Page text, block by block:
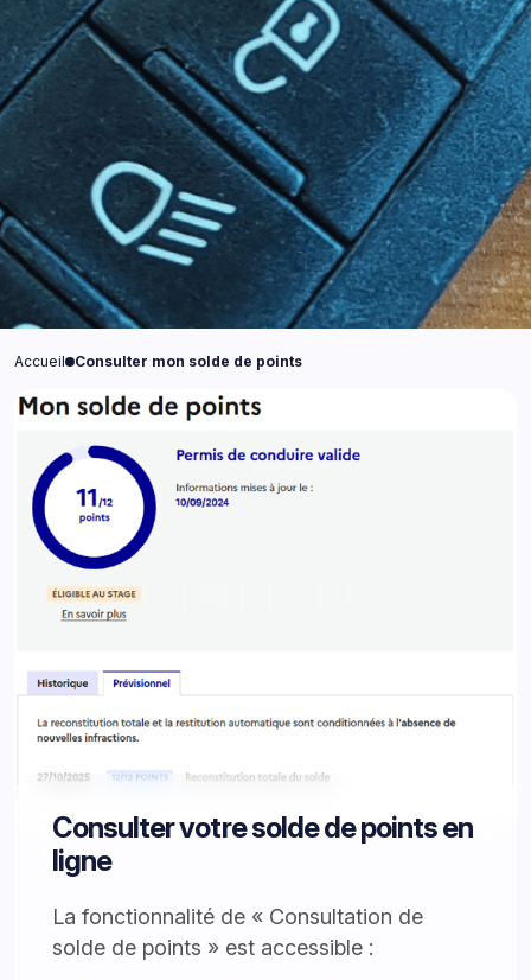
Accueil Consulter mon solde de points
Consulter votre solde de points en
ligne
La fonctionnalité de « Consultation de
solde de points » est accessible :